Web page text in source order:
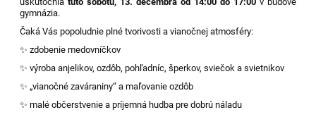
gymnázia.
Čaká Vás popoludnie plné tvorivosti a vianočnej atmosféry:
✨ zdobenie medovníčkov
✨ výroba anjelikov, ozdôb, pohľadníc, šperkov, sviečok a svietnikov
✨ „vianočné zaváraniny“ a maľovanie ozdôb
✨ malé občerstvenie a príjemná hudba pre dobrú náladu